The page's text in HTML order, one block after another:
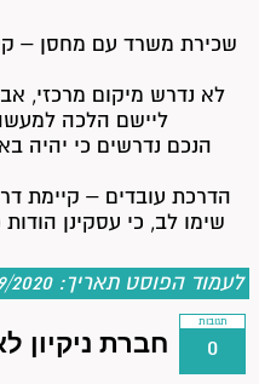
שכירת משרד עם מחסן –
לא נדרש מיקום מרכזי,
ליישם הלכה
הנכם נדרשים כי יהיה
הדרכת עובדים – קיימת
שימו לב, כי עסקינן
לעמוד הפוסט תאריך: 09/09/2020 08:51:00
תגובות
0 חברת ניקיון